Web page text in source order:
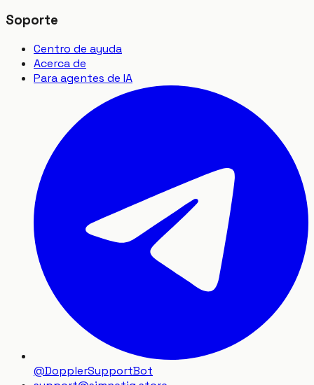
Soporte
Centro de ayuda
Acerca de
Para agentes de IA
@DopplerSupportBot